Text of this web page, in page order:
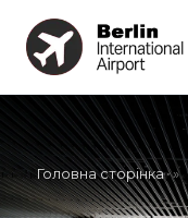
Головна сторінка »